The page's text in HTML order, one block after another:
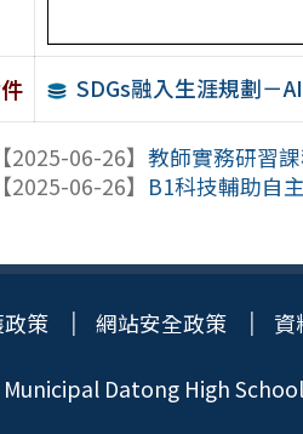
SDGs融入生涯規劃－
【2025-06-26】教師實務研習
【2025-06-26】 B1科技輔助自
策 網站安全政策 資
Datong High School